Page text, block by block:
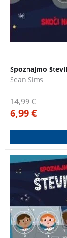
Spoznajmo
Sean Sims
14,99€
6,99€
Skoči na vlak
za